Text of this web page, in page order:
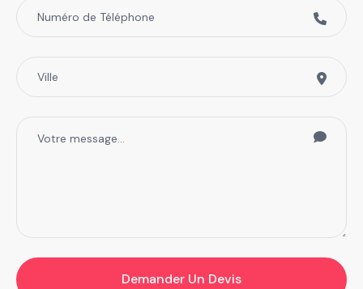
Demander Un Devis